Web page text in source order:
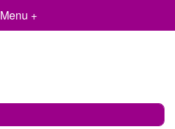
Menu +